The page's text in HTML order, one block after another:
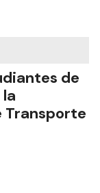
de
Transporte